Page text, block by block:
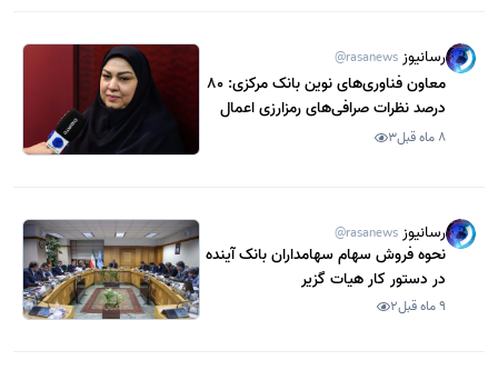
رسانیوز @rasanews
معاون فناوری‌های نوین بانک مرکزی: 80
درصد نظرات صرافی‌های رمزارزی اعمال
شد
8 ماه قبل 3
رسانیوز @rasanews
نحوه فروش سهام سهامداران بانک آینده
در دستور کار هیات گزیر
9 ماه قبل 2